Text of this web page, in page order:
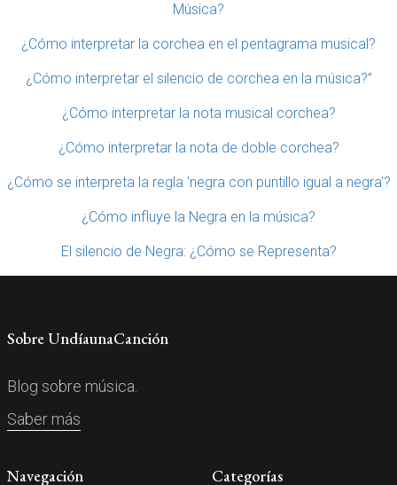
Música?
¿Cómo interpretar la corchea en el pentagrama musical?
¿Cómo interpretar el silencio de corchea en la música?”
¿Cómo interpretar la nota musical corchea?
¿Cómo interpretar la nota de doble corchea?
¿Cómo se interpreta la regla 'negra con puntillo igual a negra'?
¿Cómo influye la Negra en la música?
El silencio de Negra: ¿Cómo se Representa?
Sobre UndíaunaCanción
Blog sobre música.
Saber más
Navegación Categorías